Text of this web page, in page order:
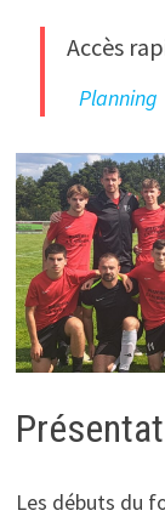
Accès
Planning
Les débuts du